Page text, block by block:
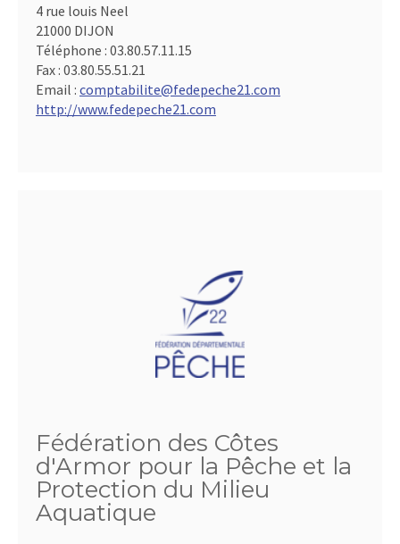
4 rue louis Neel
21000 DIJON
Téléphone : 03.80.57.11.15
Fax : 03.80.55.51.21
Email : comptabilite@fedepeche21.com
http://www.fedepeche21.com
Fédération des Côtes
d'Armor pour la Pêche et la
Protection du Milieu
Aquatique